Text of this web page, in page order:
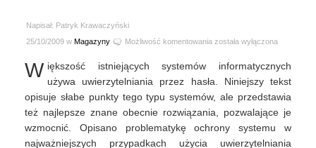
Napisał: Patryk Krawaczyński
25/10/2009 w Magazyny Możliwość komentowania Słabe
uwierzytelniania
hasłami
została wyłączona
W iększość istniejących systemów informatycznych
używa uwierzytelniania przez hasła. Niniejszy tekst
opisuje słabe punkty tego typu systemów, ale przedstawia
też najlepsze znane obecnie rozwiązania, pozwalające je
wzmocnić. Opisano problematykę ochrony systemu w
najważniejszych przypadkach użycia uwierzytelniania